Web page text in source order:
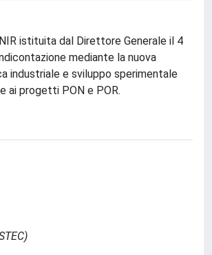
istituita dal Direttore Generale il 4
mediante la nuova
industriale e sviluppo sperimentale
ai progetti PON e POR.